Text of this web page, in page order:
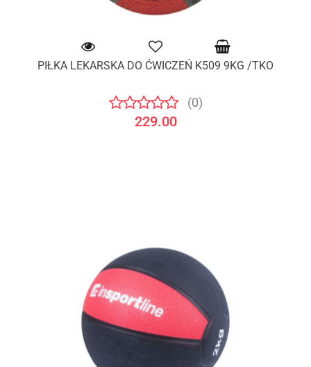
PIŁKA LEKARSKA DO ĆWICZEŃ K509 9KG /TKO
(0)
229.00